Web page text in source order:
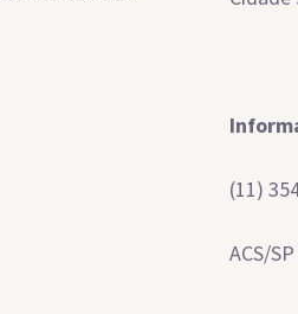
(11)
ACS/SP